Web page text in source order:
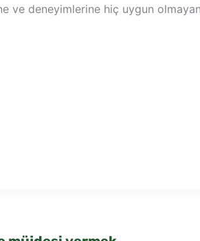
ve deneyimlerine hiç uygun